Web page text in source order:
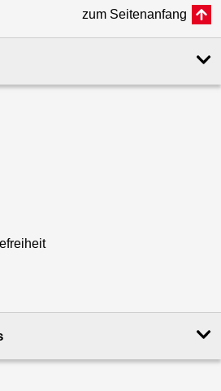
zum Seitenanfang